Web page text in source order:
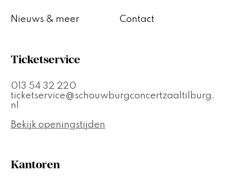
Nieuws & meer Contact
Ticketservice
013 54 32 220
ticketservice@schouwburgconcertzaaltilburg.
nl
Bekijk openingstijden
Kantoren